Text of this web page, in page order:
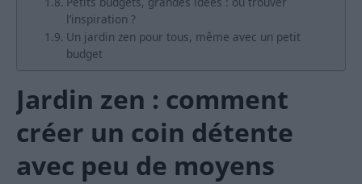
l’inspiration ?
Un jardin zen pour tous, même avec un petit
budget
Jardin zen : comment
créer un coin détente
avec peu de moyens